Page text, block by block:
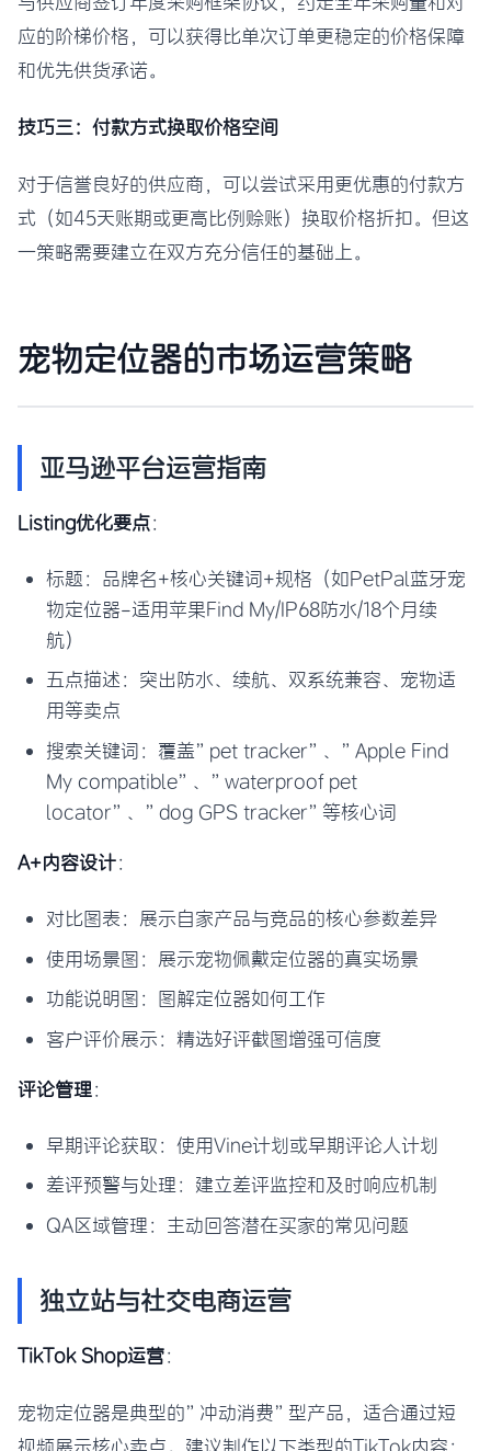
应的阶梯价格，可以获得比单次订单更稳定的价格保障
和优先供货承诺。
技巧三：付款方式换取价格空间
对于信誉良好的供应商，可以尝试采用更优惠的付款方
式（如45天账期或更高比例赊账）换取价格折扣。但这
一策略需要建立在双方充分信任的基础上。
宠物定位器的市场运营策略
亚马逊平台运营指南
Listing优化要点：
标题：品牌名+核心关键词+规格（如PetPal蓝牙宠
物定位器-适用苹果Find My/IP68防水/18个月续
航）
五点描述：突出防水、续航、双系统兼容、宠物适
用等卖点
搜索关键词：覆盖”pet tracker”、”Apple Find
My compatible”、”waterproof pet
locator”、”dog GPS tracker”等核心词
A+内容设计：
对比图表：展示自家产品与竞品的核心参数差异
使用场景图：展示宠物佩戴定位器的真实场景
功能说明图：图解定位器如何工作
客户评价展示：精选好评截图增强可信度
评论管理：
早期评论获取：使用Vine计划或早期评论人计划
差评预警与处理：建立差评监控和及时响应机制
QA区域管理：主动回答潜在买家的常见问题
独立站与社交电商运营
TikTok Shop运营：
宠物定位器是典型的”冲动消费”型产品，适合通过短